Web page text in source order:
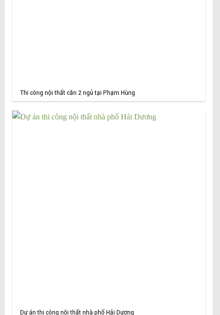
Thi công nội thất căn 2 ngủ tại Phạm Hùng
Dự án thi công nội thất nhà phố Hải Dương